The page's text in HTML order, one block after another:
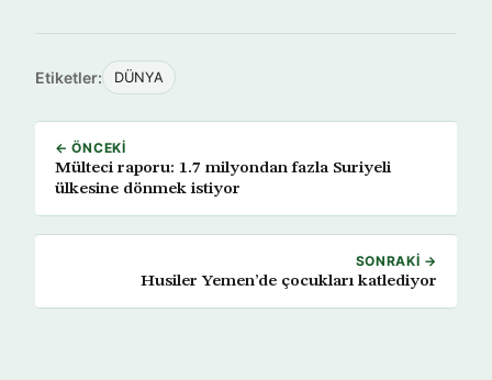
Etiketler: DÜNYA
← ÖNCEKI
Mülteci raporu: 1.7 milyondan fazla Suriyeli
ülkesine dönmek istiyor
SONRAKI →
Husiler Yemen’de çocukları katlediyor